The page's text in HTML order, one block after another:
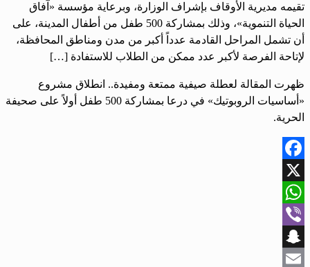
تقيمه مديرية الأوقاف بإشراف الوزارة، وبرعاية مؤسسة «آفاق
الحياة التنموية»، وذلك بمشاركة 500 طفل من أطفال المدينة، على
أن تشمل المراحل القادمة عدداً أكبر من مدن ومناطق المحافظة،
لإتاحة الفرصة لأكبر عدد ممكن من الطلاب للاستفادة […]
ظهرت المقالة لعطلة صيفية ممتعة ومفيدة.. انطلاق مشروع
«أساسيات الروبوتيك» في درعا بمشاركة 500 طفل أولاً على صحيفة
الحرية.
Facebook
X
WhatsApp
Viber
Snapchat